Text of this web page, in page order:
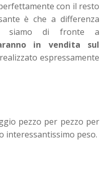
con il resto
è che a differenza
siamo di fronte a
in vendita sul
espressamente
pezzo per pezzo per
interessantissimo peso.